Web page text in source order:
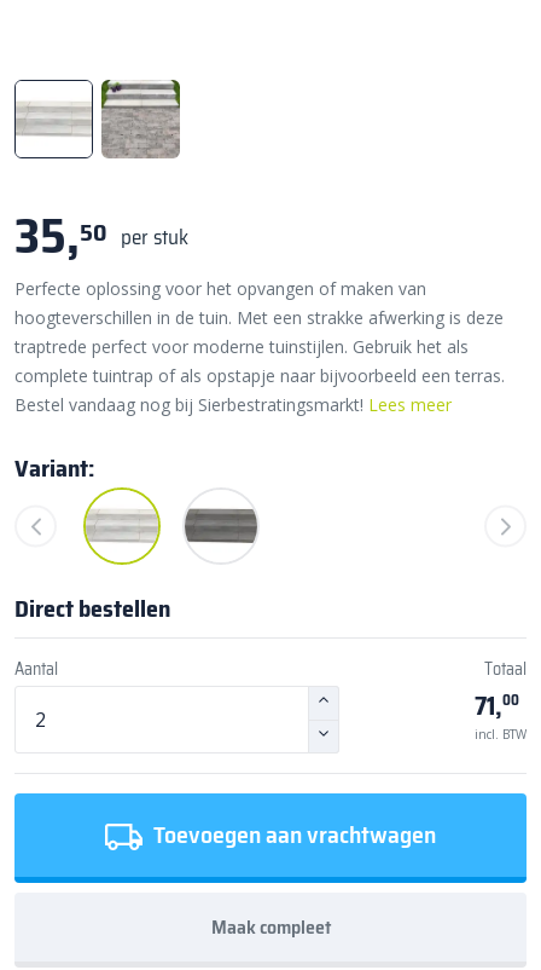
35,50 per stuk
Perfecte oplossing voor het opvangen of maken van
hoogteverschillen in de tuin. Met een strakke afwerking is deze
traptrede perfect voor moderne tuinstijlen. Gebruik het als
complete tuintrap of als opstapje naar bijvoorbeeld een terras.
Bestel vandaag nog bij Sierbestratingsmarkt! Lees meer
Variant:
Direct bestellen
Aantal Totaal
71,00
incl. BTW
Toevoegen aan vrachtwagen
Maak compleet